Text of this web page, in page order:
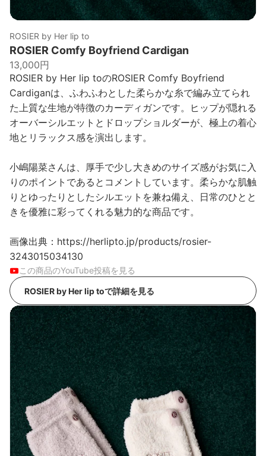
ROSIER by Her lip to
ROSIER Comfy Boyfriend Cardigan
13,000円
ROSIER by Her lip toのROSIER Comfy Boyfriend
Cardiganは、ふわふわとした柔らかな糸で編み立てられ
た上質な生地が特徴のカーディガンです。ヒップが隠れる
オーバーシルエットとドロップショルダーが、極上の着心
地とリラックス感を演出します。
小嶋陽菜さんは、厚手で少し大きめのサイズ感がお気に入
りのポイントであるとコメントしています。柔らかな肌触
りとゆったりとしたシルエットを兼ね備え、日常のひとと
きを優雅に彩ってくれる魅力的な商品です。
画像出典：https://herlipto.jp/products/rosier-
3243015034130
この商品のYouTube投稿を見る
ROSIER by Her lip toで詳細を見る